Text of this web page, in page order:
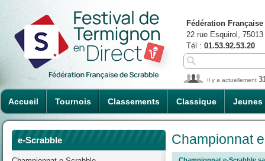
Accueil Tournois Classements Classique Jeunes
Fédération
22 rue Esquirol,
Tél : 01.53.92.53.20
Il y a actuellement
e-Scrabble Championnat